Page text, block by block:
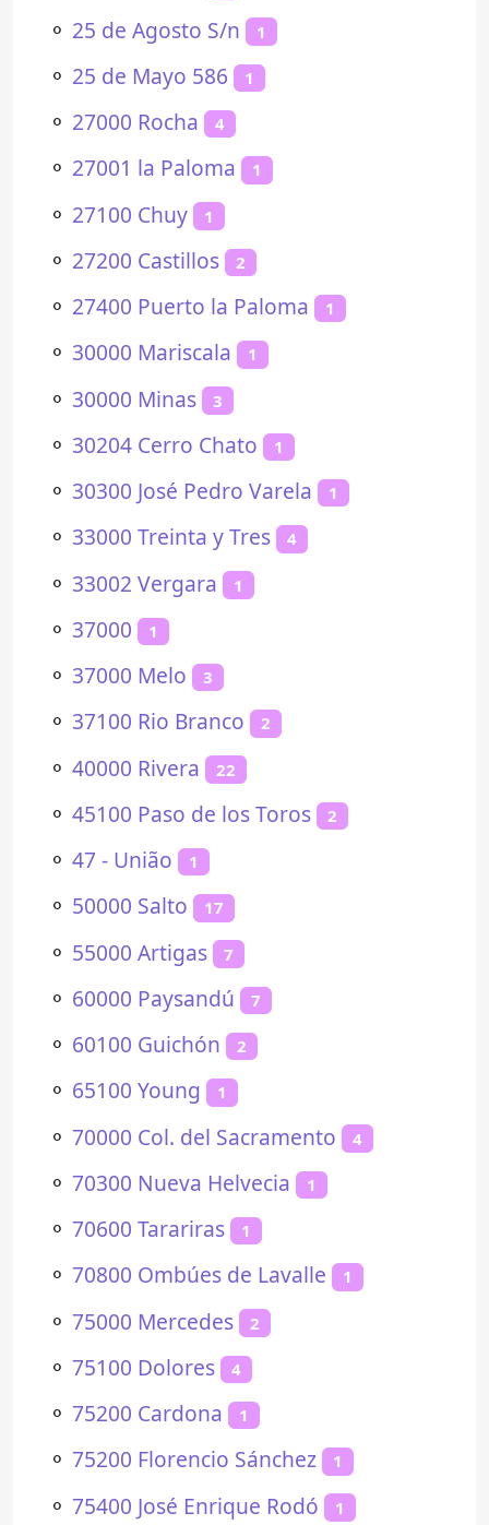
⚬ 25 de Agosto S/n 1
⚬ 25 de Mayo 586 1
⚬ 27000 Rocha 4
⚬ 27001 la Paloma 1
⚬ 27100 Chuy 1
⚬ 27200 Castillos 2
⚬ 27400 Puerto la Paloma 1
⚬ 30000 Mariscala 1
⚬ 30000 Minas 3
⚬ 30204 Cerro Chato 1
⚬ 30300 José Pedro Varela 1
⚬ 33000 Treinta y Tres 4
⚬ 33002 Vergara 1
⚬ 37000 1
⚬ 37000 Melo 3
⚬ 37100 Rio Branco 2
⚬ 40000 Rivera 22
⚬ 45100 Paso de los Toros 2
⚬ 47 - União 1
⚬ 50000 Salto 17
⚬ 55000 Artigas 7
⚬ 60000 Paysandú 7
⚬ 60100 Guichón 2
⚬ 65100 Young 1
⚬ 70000 Col. del Sacramento 4
⚬ 70300 Nueva Helvecia 1
⚬ 70600 Tarariras 1
⚬ 70800 Ombúes de Lavalle 1
⚬ 75000 Mercedes 2
⚬ 75100 Dolores 4
⚬ 75200 Cardona 1
⚬ 75200 Florencio Sánchez 1
⚬ 75400 José Enrique Rodó 1